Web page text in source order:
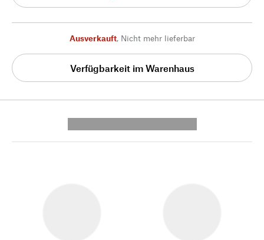
Ausverkauft, Nicht mehr lieferbar
Verfügbarkeit im Warenhaus